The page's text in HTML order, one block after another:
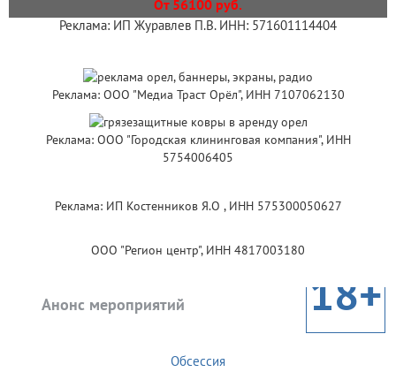
От 56100 руб.
Реклама: ИП Журавлев П.В. ИНН: 571601114404
Реклама: ООО "Медиа Траст Орёл", ИНН 7107062130
Реклама: ООО "Городская клининговая компания", ИНН
5754006405
Реклама: ИП Костенников Я.О , ИНН 575300050627
ООО "Регион центр", ИНН 4817003180
Анонс мероприятий 18+
Обсессия